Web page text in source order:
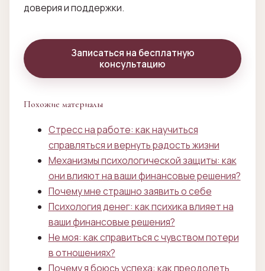
доверия и поддержки.
Записаться на бесплатную
консультацию
Похожие материалы
Стресс на работе: как научиться
справляться и вернуть радость жизни
Механизмы психологической защиты: как
они влияют на ваши финансовые решения?
Почему мне страшно заявить о себе
Психология денег: как психика влияет на
ваши финансовые решения?
Не моя: как справиться с чувством потери
в отношениях?
Почему я боюсь успеха: как преодолеть